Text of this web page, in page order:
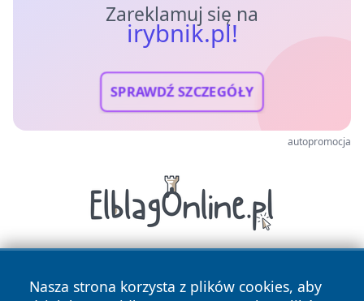
Zareklamuj się na
irybnik.pl!
SPRAWDŹ SZCZEGÓŁY
autopromocja
Nasza strona korzysta z plików cookies, aby